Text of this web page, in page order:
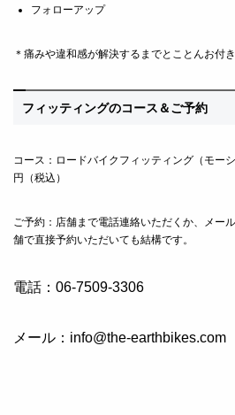
フォローアップ
＊痛みや違和感が解決するまでとことんお付
フィッティングのコース＆ご予約
コース：ロードバイクフィッティング（モー
円（税込）
ご予約：店舗まで電話連絡いただくか、メー
舗で直接予約いただいても結構です。
電話：06-7509-3306
メール：info@the-earthbikes.com